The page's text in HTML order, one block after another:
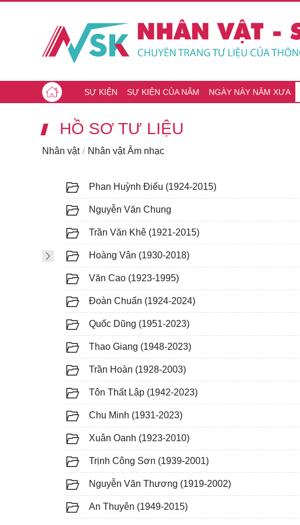
SỰ KIỆN SỰ KIỆN CỦA NĂM NGÀY NÀY NĂM XƯA
HỒ SƠ TƯ LIỆU
Nhân vật Nhân vật Âm nhạc
Phan Huỳnh Điểu (1924-2015)
Nguyễn Văn Chung
Trần Văn Khê (1921-2015)
Hoàng Vân (1930-2018)
Văn Cao (1923-1995)
Đoàn Chuẩn (1924-2024)
Quốc Dũng (1951-2023)
Thao Giang (1948-2023)
Trần Hoàn (1928-2003)
Tôn Thất Lập (1942-2023)
Chu Minh (1931-2023)
Xuân Oanh (1923-2010)
Trịnh Công Sơn (1939-2001)
Nguyễn Văn Thương (1919-2002)
An Thuyên (1949-2015)